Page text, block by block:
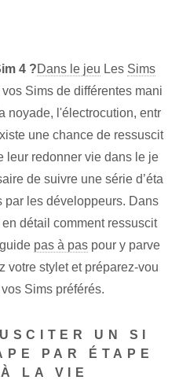
4 ?Dans le jeu Les Sims
Sims de différentes mani
noyade, l'électrocution, entr
une chance de ressuscit
leur redonner vie dans le je
de suivre une série d’éta
par les développeurs. Dans
détail comment ressuscit
pas à pas pour y parve
votre stylet et préparez-vou
Sims préférés.
UN SI
PAR ÉTAPE
LA VIE